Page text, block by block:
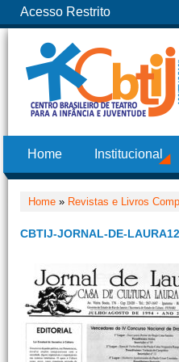
Acesso Restrito
Home Institucional
Home » Revistas e Livros
CBTIJ-JORNAL-DE-